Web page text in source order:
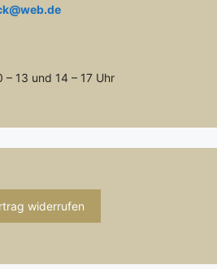
– 13 und 14 – 17 Uhr
widerrufen